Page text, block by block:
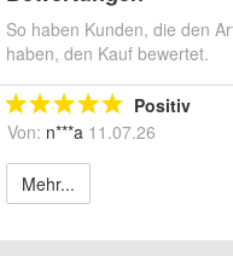
So haben Kunden, die den
haben, den Kauf bewertet.
Positiv
Von: n***a 11.07.26
Mehr...